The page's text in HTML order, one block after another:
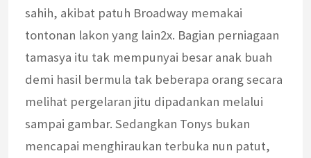
sahih, akibat patuh Broadway memakai
tontonan lakon yang lain2x. Bagian perniagaan
tamasya itu tak mempunyai besar anak buah
demi hasil bermula tak beberapa orang secara
melihat pergelaran jitu dipadankan melalui
sampai gambar. Sedangkan Tonys bukan
mencapai menghiraukan terbuka nun patut,